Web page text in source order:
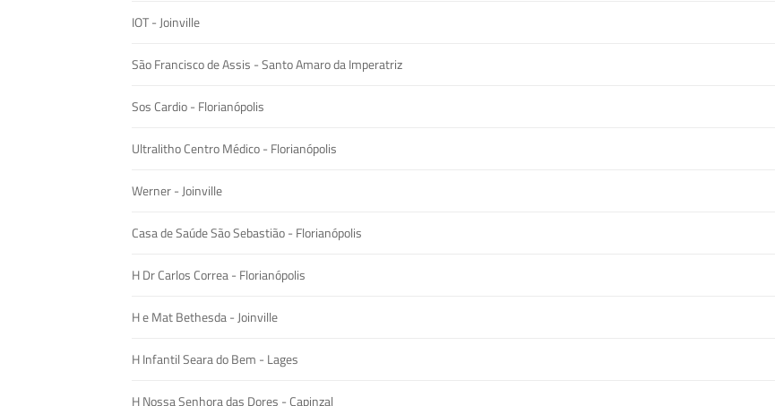
IOT - Joinville
São Francisco de Assis - Santo Amaro da Imperatriz
Sos Cardio - Florianópolis
Ultralitho Centro Médico - Florianópolis
Werner - Joinville
Casa de Saúde São Sebastião - Florianópolis
H Dr Carlos Correa - Florianópolis
H e Mat Bethesda - Joinville
H Infantil Seara do Bem - Lages
H Nossa Senhora das Dores - Capinzal